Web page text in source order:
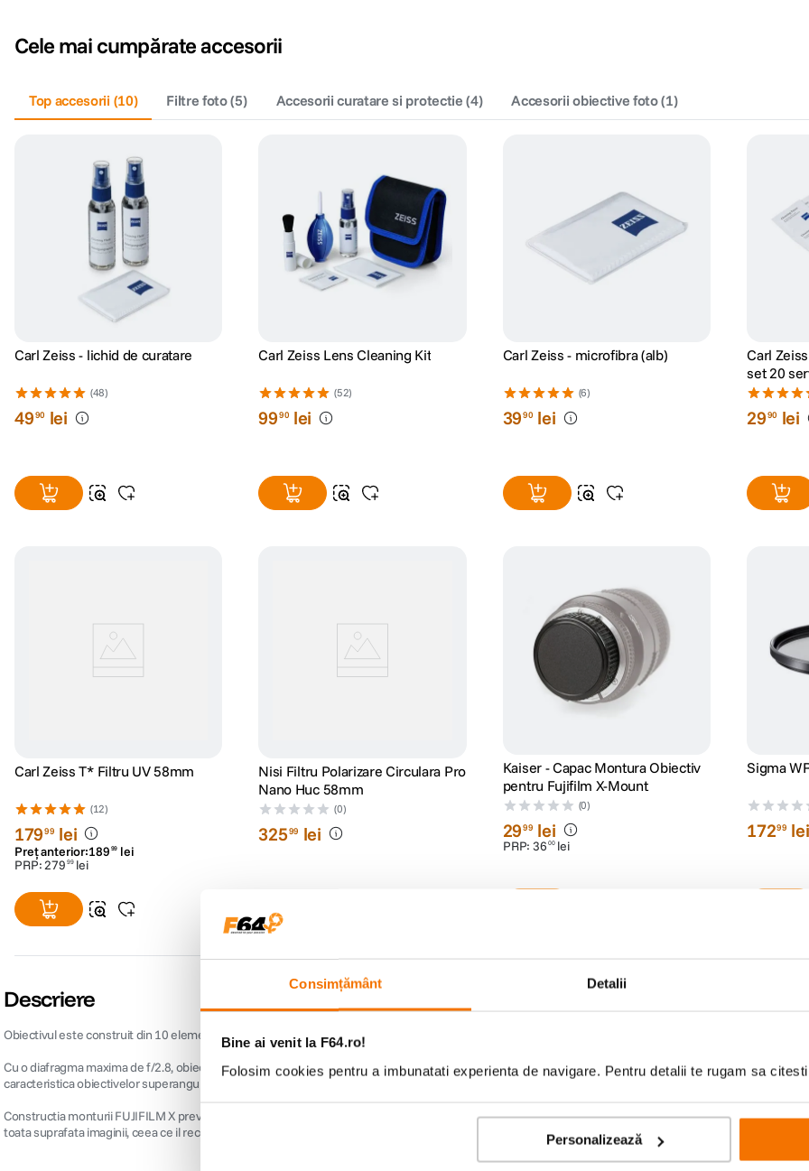
Consimțământ Detalii
Bine ai venit la F64.ro!
Folosim cookies pentru a imbunatati experienta de navigare. Pentru detalii te rugam sa
Personalizează
Cele mai cumpărate accesorii
Top accesorii (10) Filtre foto(5) Accesorii curatare si protectie (4) Accesorii obiective foto(1)
Carl Zeiss - lichid de curatare
(48)
4990 lei
Carl Zeiss Lens Cleaning Kit
(52)
9990 lei
Carl Zeiss - microfibra (alb)
(6)
3990 lei
Carl
set 20
2990 lei
Carl Zeiss T* Filtru UV 58mm
(12)
17999 lei
Preț anterior:189 99 lei
PRP:279 99 lei
Nisi Filtru Polarizare Circulara Pro
Nano Huc 58mm
(0)
32599 lei
Kaiser - Capac Montura Obiectiv
pentru Fujifilm X-Mount
(0)
2999 lei
PRP:36 00 lei
Sigma
17299 lei
Descriere
Obiectivul este construit din 10 elemente in 7 grupe, din care 2 asferice si 3 elemente “extra low dispersion” si o diafragma cu 7 lamele rotunjite.
Cu o diafragma maxima de f/2.8, obiectivul este potrivit situatiilor de lumina scazuta. Distanta minima de focalizare de 18cm permite obtinerea de
caracteristica obiectivelor superangulare. Pe partea superioara este inscriptionata o scala de profunzime, foarte utila atunci cand sunteti deprins sa
Constructia monturii FUJIFILM X previne vignetarea si pastreaza astfel luminozitatea si detaliul in colturi. Distorsiunile de imagine si aberatiile
toata suprafata imaginii, ceea ce il recomanda pentru fotografia de peisaj.